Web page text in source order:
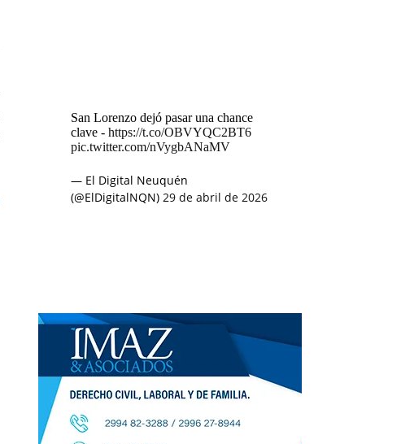
San Lorenzo dejó pasar una chance
clave - https://t.co/OBVYQC2BT6
pic.twitter.com/nVygbANaMV
— El Digital Neuquén
(@ElDigitalNQN) 29 de abril de 2026